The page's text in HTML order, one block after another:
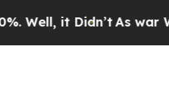
Didn’tAs war With Iran